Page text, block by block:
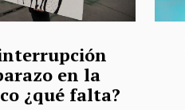
en la
¿qué falta?